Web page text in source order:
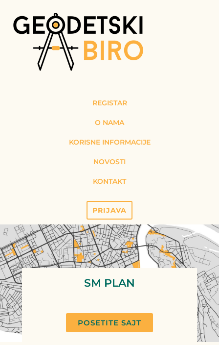
REGISTAR
O NAMA
KORISNE INFORMACIJE
NOVOSTI
KONTAKT
PRIJAVA
SM PLAN
POSETITE SAJT